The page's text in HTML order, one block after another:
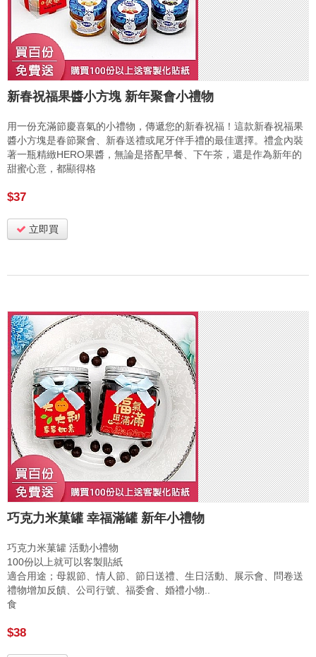
新春祝福果醬小方塊 新年聚會小禮物
用一份充滿節慶喜氣的小禮物，傳遞您的新春祝福！這款新春祝福果
醬小方塊是春節聚會、新春送禮或尾牙伴手禮的最佳選擇。禮盒內裝
著一瓶精緻HERO果醬，無論是搭配早餐、下午茶，還是作為新年的
甜蜜心意，都顯得格
$37
立即買
巧克力米菓罐 幸福滿罐 新年小禮物
巧克力米菓罐 活動小禮物
100份以上就可以客製貼紙
適合用途；母親節、情人節、節日送禮、生日活動、展示會、問卷送
禮物增加反饋、公司行號、福委會、婚禮小物..
食
$38